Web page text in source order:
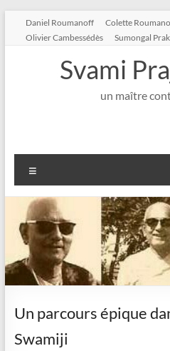
Aller
contenu
Daniel Roumanoff Colette
Olivier Cambessédès
Sumongal
Svami
un maître
Un parcours épique
Swamiji